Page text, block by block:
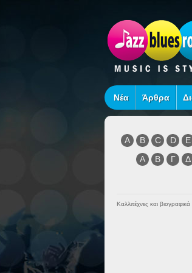
Νέα Άρθρα
A B C D E
Α
Β Γ Δ
Καλλιτέχνες και